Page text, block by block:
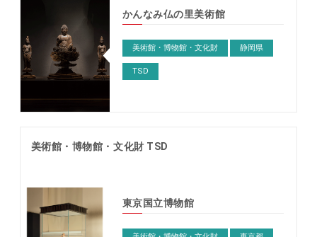
かんなみ仏の里美術館
美術館・博物館・文化財 静岡県
TSD
美術館・博物館・文化財 TSD
東京国立博物館